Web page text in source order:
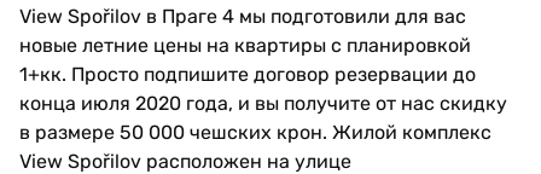
View Spořilov в Праге 4 мы подготовили для вас
новые летние цены на квартиры с планировкой
1+кк. Просто подпишите договор резервации до
конца июля 2020 года, и вы получите от нас скидку
в размере 50 000 чешских крон. Жилой комплекс
View Spořilov расположен на улице